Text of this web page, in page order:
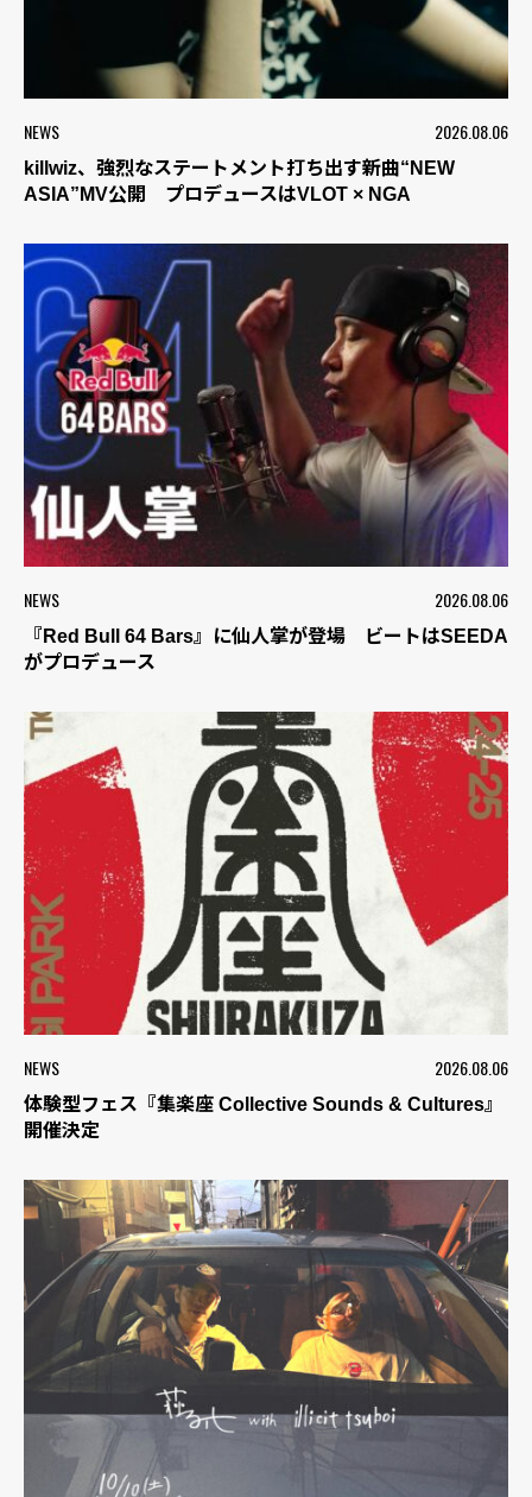
NEWS 2026.08.06
killwiz、強烈なステートメント打ち出す新曲“NEW
ASIA”MV公開 プロデュースはVLOT × NGA
NEWS 2026.08.06
『Red Bull 64 Bars』に仙人掌が登場 ビートはSEEDA
がプロデュース
NEWS 2026.08.06
体験型フェス『集楽座 Collective Sounds & Cultures』
開催決定